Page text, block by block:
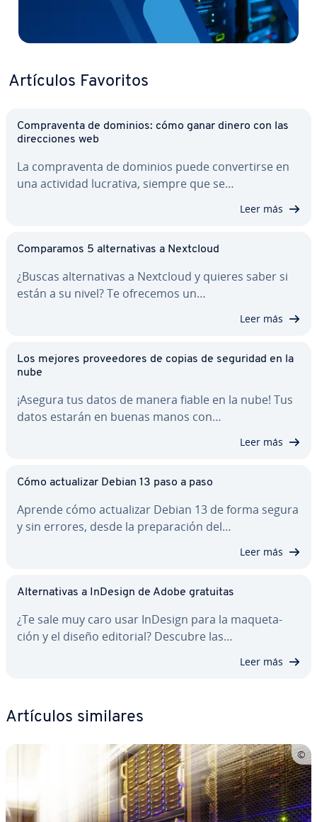
Artículos Favoritos
Co­m­pra­ve­n­ta de dominios: cómo ganar dinero con las
di­re­c­cio­nes web
La co­m­pra­ve­n­ta de dominios puede co­n­ve­r­ti­r­se en
una actividad lucrativa, siempre que se…
Leer más
Co­m­pa­ra­mos 5 al­te­r­na­ti­vas a Nextcloud
¿Buscas al­te­r­na­ti­vas a Nextcloud y quieres saber si
están a su nivel? Te ofrecemos un…
Leer más
Los mejores pro­vee­do­res de copias de seguridad en la
nube
¡Asegura tus datos de manera fiable en la nube! Tus
datos estarán en buenas manos con…
Leer más
Cómo ac­tua­li­zar Debian 13 paso a paso
Aprende cómo ac­tua­li­zar Debian 13 de forma segura
y sin errores, desde la pre­pa­ra­ción del…
Leer más
Al­te­r­na­ti­vas a InDesign de Adobe gratuitas
¿Te sale muy caro usar InDesign para la ma­que­ta­
ción y el diseño editorial? Descubre las…
Leer más
Artículos similares